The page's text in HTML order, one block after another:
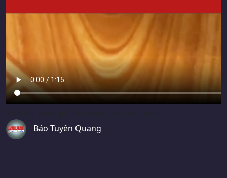
Báo Tuyên Quang